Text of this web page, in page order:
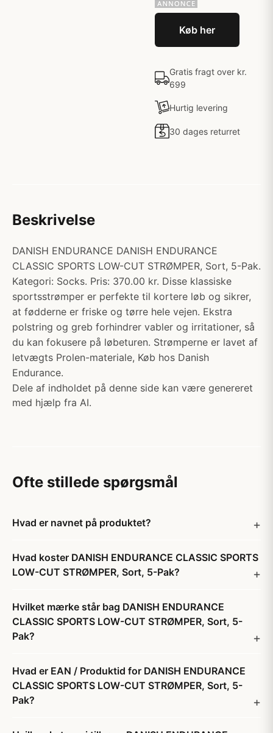
Køb her
Gratis fragt over kr.
699
Hurtig levering
30 dages returret
Beskrivelse
DANISH ENDURANCE DANISH ENDURANCE
CLASSIC SPORTS LOW-CUT STRØMPER, Sort, 5-Pak.
Kategori: Socks. Pris: 370.00 kr. Disse klassiske
sportsstrømper er perfekte til kortere løb og sikrer,
at fødderne er friske og tørre hele vejen. Ekstra
polstring og greb forhindrer vabler og irritationer, så
du kan fokusere på løbeturen. Strømperne er lavet af
letvægts Prolen-materiale, Køb hos Danish
Endurance.
Dele af indholdet på denne side kan være genereret
med hjælp fra AI.
Ofte stillede spørgsmål
Hvad er navnet på produktet?
Hvad koster DANISH ENDURANCE CLASSIC SPORTS
LOW-CUT STRØMPER, Sort, 5-Pak?
Hvilket mærke står bag DANISH ENDURANCE
CLASSIC SPORTS LOW-CUT STRØMPER, Sort, 5-
Pak?
Hvad er EAN / Produktid for DANISH ENDURANCE
CLASSIC SPORTS LOW-CUT STRØMPER, Sort, 5-
Pak?